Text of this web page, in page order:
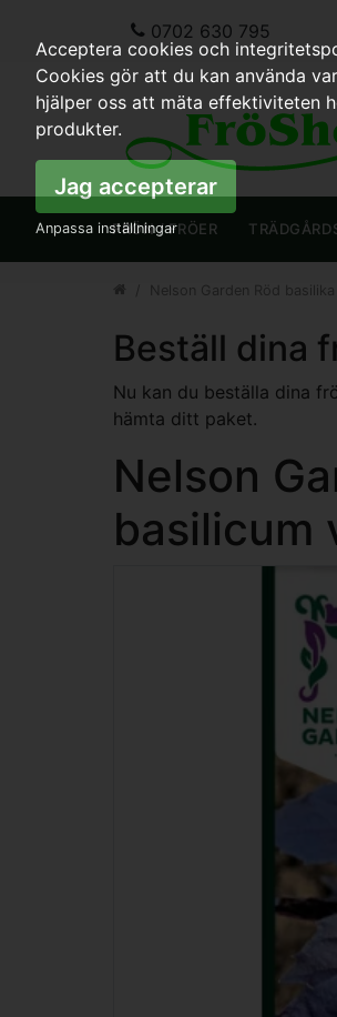
0702 630 795
FRÖN / FRÖER
Nelson Garden Röd
Beställ dina
Nu kan du beställa dina
hämta ditt paket.
Nelson
basilicum
Acceptera cookies och
Cookies gör att du kan använda
hjälper oss att mäta effektiviteten
produkter.
Jag accepterar
Anpassa inställningar